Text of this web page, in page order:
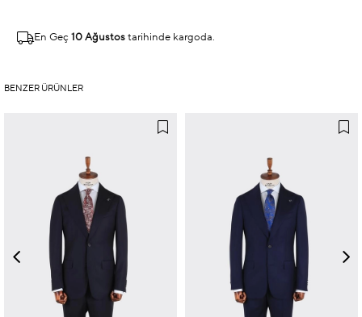
En Geç 10 Ağustos tarihinde kargoda.
BENZER ÜRÜNLER